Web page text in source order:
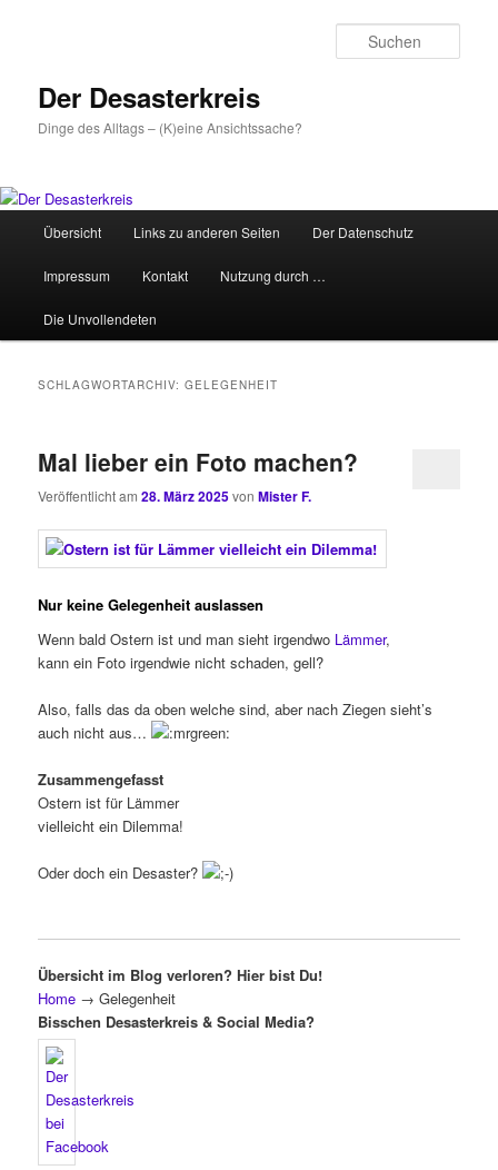
Der Desasterkreis
Dinge des Alltags – (K)eine Ansichtssache?
HauptmenüÜbersicht Links zu anderen Seiten Der Datenschutz
Impressum Kontakt Nutzung durch …
Die Unvollendeten
SCHLAGWORTARCHIV:GELEGENHEIT
Mal lieber ein Foto machen?
Veröffentlicht am28. März 2025vonMister F.
Nur keine Gelegenheit auslassen
Wenn bald Ostern ist und man sieht irgendwo Lämmer,
kann ein Foto irgendwie nicht schaden, gell?
Also, falls das da oben welche sind, aber nach Ziegen sieht’s
auch nicht aus…
Zusammengefasst
Ostern ist für Lämmer
vielleicht ein Dilemma!
Oder doch ein Desaster?
Übersicht im Blog verloren? Hier bist Du!
Home → Gelegenheit
Bisschen Desasterkreis & Social Media?